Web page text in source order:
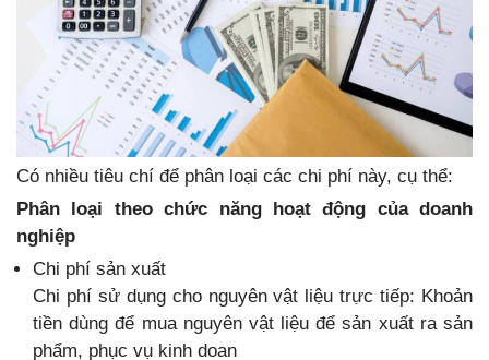
Có nhiều tiêu chí để phân loại các chi phí này, cụ thể:
Phân loại theo chức năng hoạt động của doanh
nghiệp
Chi phí sản xuất
Chi phí sử dụng cho nguyên vật liệu trực tiếp: Khoản
tiền dùng để mua nguyên vật liệu để sản xuất ra sản
phẩm, phục vụ kinh doan